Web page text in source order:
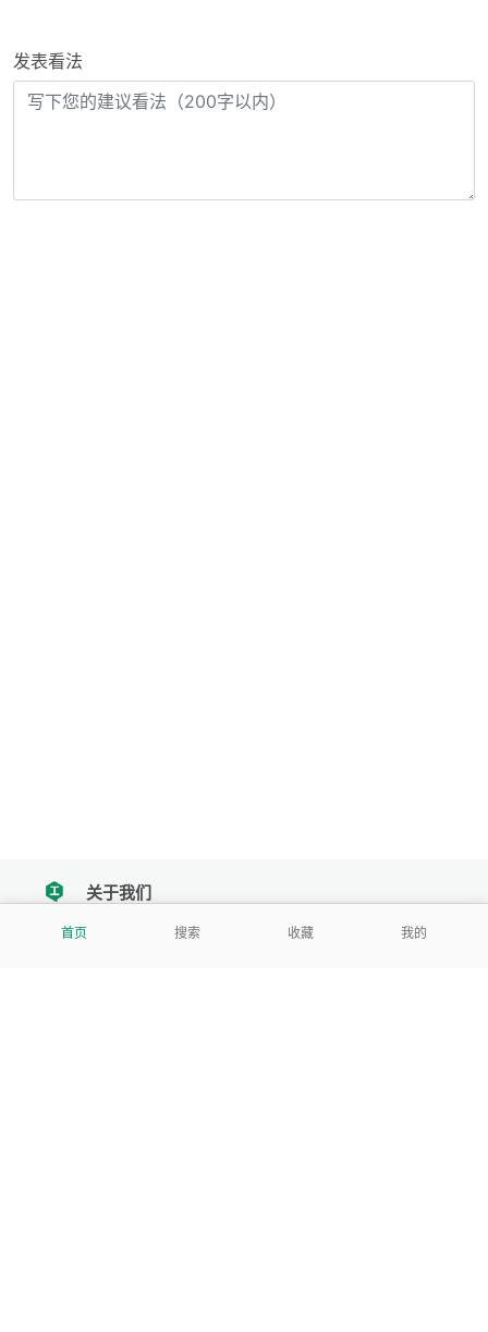
发表看法
首页 搜索 收藏 我的
tencent关于我们
我们努力把每一个工具做成批量处理的产品